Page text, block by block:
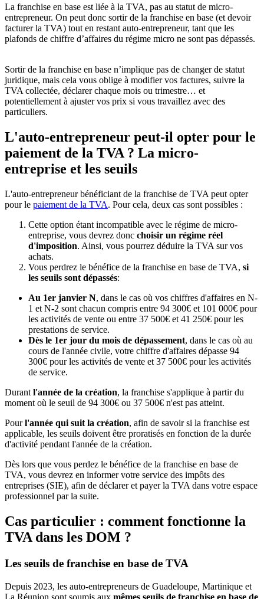
La franchise en base est liée à la TVA, pas au statut de micro-
entrepreneur. On peut donc sortir de la franchise en base (et devoir
facturer la TVA) tout en restant auto-entrepreneur, tant que les
plafonds de chiffre d’affaires du régime micro ne sont pas dépassés.
Sortir de la franchise en base n’implique pas de changer de statut
juridique, mais cela vous oblige à modifier vos factures, suivre la
TVA collectée, déclarer chaque mois ou trimestre… et
potentiellement à ajuster vos prix si vous travaillez avec des
particuliers.
L'auto-entrepreneur peut-il opter pour le
paiement de la TVA ? La micro-
entreprise et les seuils
L'auto-entrepreneur bénéficiant de la franchise de TVA peut opter
pour le paiement de la TVA. Pour cela, deux cas sont possibles :
Cette option étant incompatible avec le régime de micro-
entreprise, vous devrez donc choisir un régime réel
d'imposition. Ainsi, vous pourrez déduire la TVA sur vos
achats.
Vous perdrez le bénéfice de la franchise en base de TVA, si
les seuils sont dépassés:
Au 1er janvier N, dans le cas où vos chiffres d'affaires en N-
1 et N-2 sont chacun compris entre 94 300€ et 101 000€ pour
les activités de vente ou entre 37 500€ et 41 250€ pour les
prestations de service.
Dès le 1er jour du mois de dépassement, dans le cas où au
cours de l'année civile, votre chiffre d'affaires dépasse 94
300€ pour les activités de vente et 37 500€ pour les activités
de service.
Durant l'année de la création, la franchise s'applique à partir du
moment où le seuil de 94 300€ ou 37 500€ n'est pas atteint.
Pourl'année qui suit la création, afin de savoir si la franchise est
applicable, les seuils doivent être proratisés en fonction de la durée
d'activité pendant l'année de la création.
Dès lors que vous perdez le bénéfice de la franchise en base de
TVA, vous devrez en informer votre service des impôts des
entreprises (SIE), afin de déclarer et payer la TVA dans votre espace
professionnel par la suite.
Cas particulier : comment fonctionne la
TVA dans les DOM ?
Les seuils de franchise en base de TVA
Depuis 2023, les auto-entrepreneurs de Guadeloupe, Martinique et
La Réunion sont soumis aux mêmes seuils de franchise en base de